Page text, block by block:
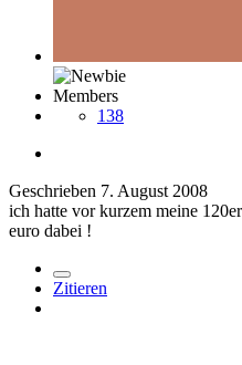
Members
138
Geschrieben 7. August 2008
ich hatte vor kurzem meine
euro dabei !
Zitieren